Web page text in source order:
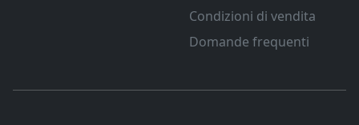
Condizioni di vendita
Domande frequenti